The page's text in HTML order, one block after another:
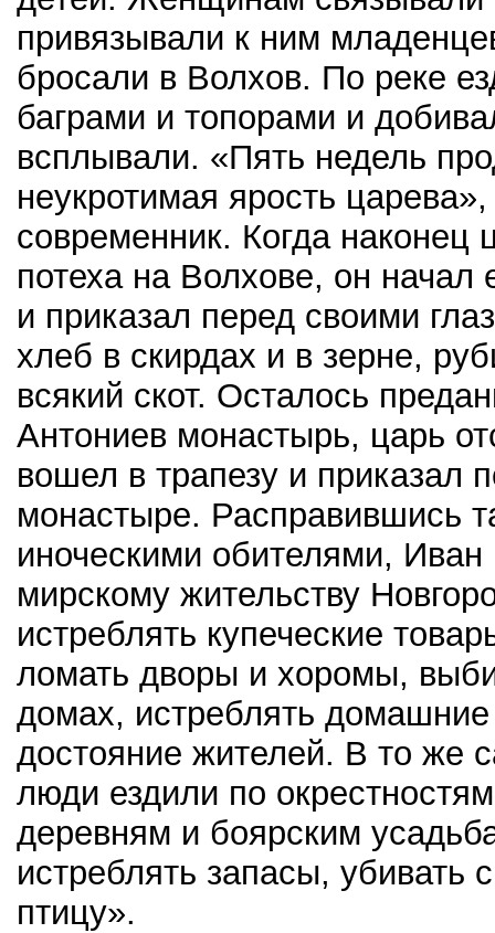
привязывали к ним
бросали в Волхов. По реке
баграми и топорами и
всплывали. «Пять недель
неукротимая ярость царева»,
современник. Когда наконец
потеха на Волхове, он начал
и приказал перед своими
хлеб в скирдах и в зерне,
всякий скот. Осталось
Антониев монастырь, царь
вошел в трапезу и приказал
монастыре. Расправившись
иноческими обителями, Иван
мирскому жительству
истреблять купеческие
ломать дворы и хоромы,
домах, истреблять
достояние жителей. В то же
люди ездили по
деревням и боярским
истреблять запасы,
птицу».